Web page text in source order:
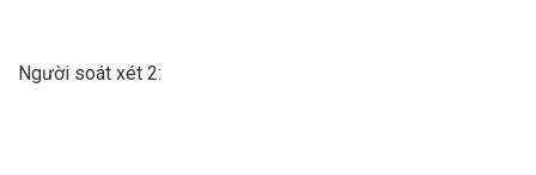
Người soát xét 2: